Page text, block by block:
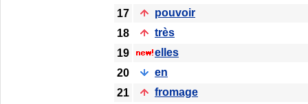
17
pouvoir
18
très
19
elles
20
en
21
fromage